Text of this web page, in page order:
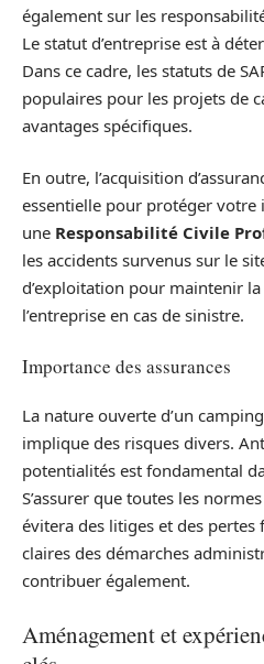
également sur les
Le statut d’entreprise est à
Dans ce cadre, les statuts de
populaires pour les projets de
avantages spécifiques.
En outre, l’acquisition
essentielle pour protéger votre
une Responsabilité Civile
les accidents survenus sur le
d’exploitation pour maintenir
l’entreprise en cas de sinistre.
Importance des assurances
La nature ouverte d’un
implique des risques divers.
potentialités est fondamental
S’assurer que toutes les
évitera des litiges et des pertes
claires des démarches
contribuer également.
Aménagement et